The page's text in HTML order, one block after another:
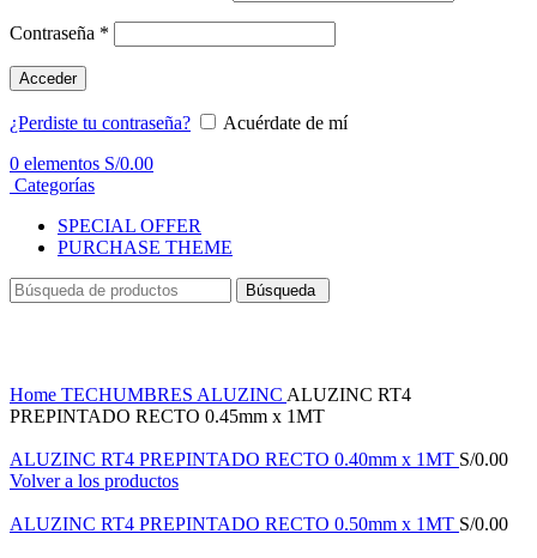
Contraseña *
Acceder
¿Perdiste tu contraseña?
Acuérdate de mí
0 elementos S/0.00
Categorías
SPECIAL OFFER
PURCHASE THEME
Búsqueda
Home TECHUMBRES ALUZINC ALUZINC RT4
PREPINTADO RECTO 0.45mm x 1MT
ALUZINC RT4 PREPINTADO RECTO 0.40mm x 1MT S/0.00
Volver a los productos
ALUZINC RT4 PREPINTADO RECTO 0.50mm x 1MT S/0.00